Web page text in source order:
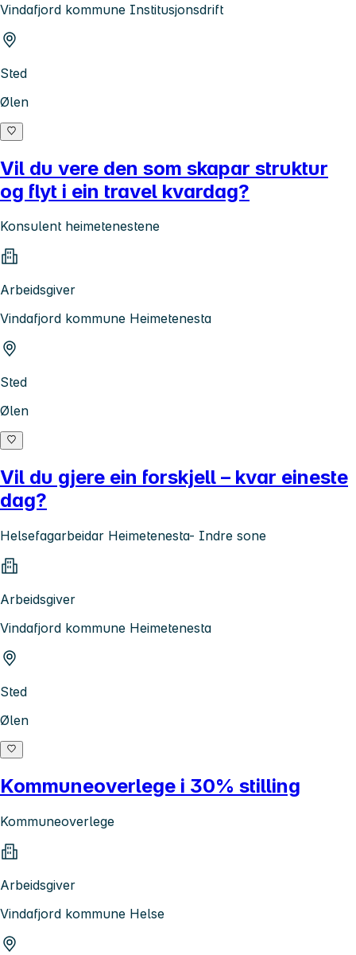
Vindafjord kommune Institusjonsdrift
Sted
Ølen
Vil du vere den som skapar struktur
og flyt i ein travel kvardag?
Konsulent heimetenestene
Arbeidsgiver
Vindafjord kommune Heimetenesta
Sted
Ølen
Vil du gjere ein forskjell – kvar eineste
dag?
Helsefagarbeidar Heimetenesta- Indre sone
Arbeidsgiver
Vindafjord kommune Heimetenesta
Sted
Ølen
Kommuneoverlege i 30% stilling
Kommuneoverlege
Arbeidsgiver
Vindafjord kommune Helse